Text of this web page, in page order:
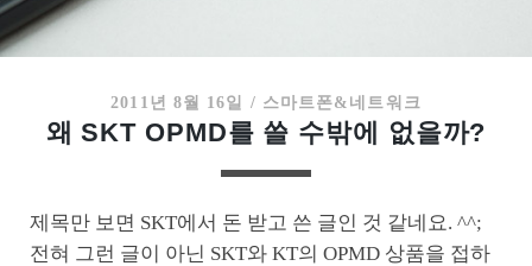
2011년 8월 16일 / 스마트폰&네트워크
왜 SKT OPMD를 쓸 수밖에 없을까?
제목만 보면 SKT에서 돈 받고 쓴 글인 것 같네요. ^^;
전혀 그런 글이 아닌 SKT와 KT의 OPMD 상품을 접하